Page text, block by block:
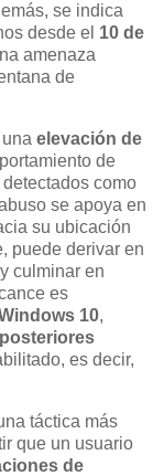
se indica
desde el 10 de
amenaza
de
elevación de
de
como
se apoya en
su ubicación
puede derivar en
y culminar en
es
10,
es decir,
táctica más
que un usuario
de